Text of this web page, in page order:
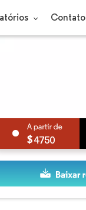
Contato
4750